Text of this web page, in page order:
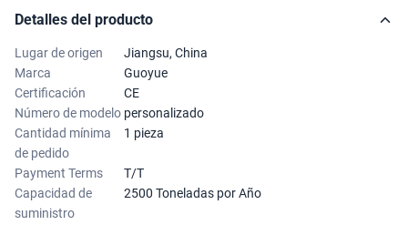
Detalles del producto
Lugar de origen
Jiangsu, China
Marca
Guoyue
Certificación
CE
Número de modelo personalizado
Cantidad mínima
de pedido
1 pieza
Payment Terms
T/T
Capacidad de
suministro
2500 Toneladas por Año